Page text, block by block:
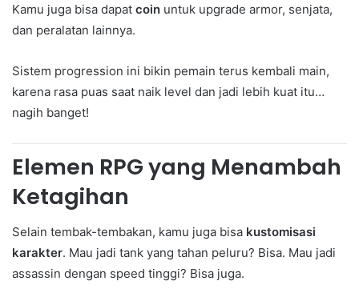
Kamu juga bisa dapat coin untuk upgrade armor, senjata,
dan peralatan lainnya.
Sistem progression ini bikin pemain terus kembali main,
karena rasa puas saat naik level dan jadi lebih kuat itu…
nagih banget!
Elemen RPG yang Menambah
Ketagihan
Selain tembak-tembakan, kamu juga bisa kustomisasi
karakter. Mau jadi tank yang tahan peluru? Bisa. Mau jadi
assassin dengan speed tinggi? Bisa juga.